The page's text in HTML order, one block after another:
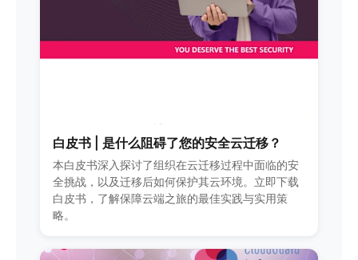
白皮书 | 是什么阻碍了您的安全云迁移？
本白皮书深入探讨了组织在云迁移过程中面临的安
全挑战，以及迁移后如何保护其云环境。立即下载
白皮书，了解保障云端之旅的最佳实践与实用策
略。